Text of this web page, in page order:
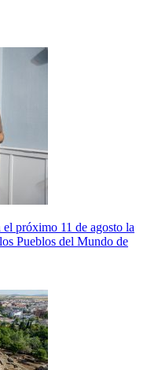
próximo 11 de agosto la
Pueblos del Mundo de